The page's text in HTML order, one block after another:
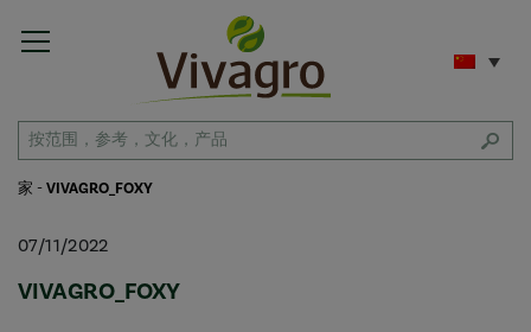
家 -VIVAGRO_FOXY
07/11/2022
VIVAGRO_FOXY